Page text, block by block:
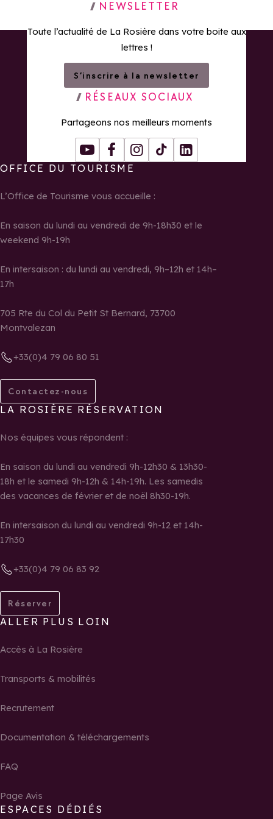
Retour à la page d'accueil
NEWSLETTER
Toute l’actualité de La Rosière dans votre boite aux
lettres !
S’inscrire à la newsletter
RÉSEAUX SOCIAUX
Partageons nos meilleurs moments
YoutubeFacebookInstagram
Tiktok LinkedIn
OFFICE DU TOURISME
L’Office de Tourisme vous accueille :
En saison du lundi au vendredi de 9h-18h30 et le
weekend 9h-19h
En intersaison : du lundi au vendredi, 9h–12h et 14h–
17h
705 Rte du Col du Petit St Bernard, 73700
Montvalezan
+33(0)4 79 06 80 51
Contactez-nous
LA ROSIÈRE RÉSERVATION
Nos équipes vous répondent :
En saison du lundi au vendredi 9h-12h30 & 13h30-
18h et le samedi 9h-12h & 14h-19h. Les samedis
des vacances de février et de noël 8h30-19h.
En intersaison du lundi au vendredi 9h-12 et 14h-
17h30
+33(0)4 79 06 83 92
Réserver
ALLER PLUS LOIN
Accès à La Rosière
Transports & mobilités
Recrutement
Documentation & téléchargements
FAQ
Page Avis
ESPACES DÉDIÉS